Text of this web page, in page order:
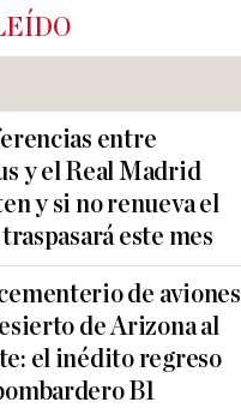
entre
y el Real Madrid
y si no renueva el
este mes
de aviones
de Arizona al
el inédito regreso
B1